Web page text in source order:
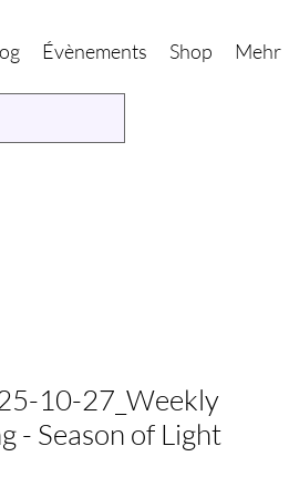
Évènements Shop Mehr
10-27_Weekly
- Season of Light